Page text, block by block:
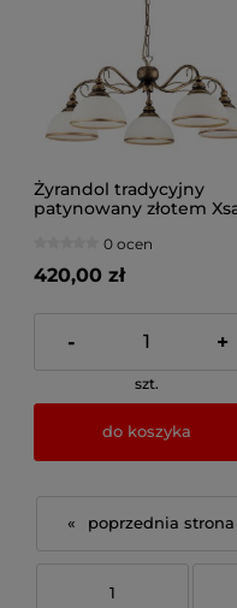
Żyrandol tradycyjny
patynowany złotem
0 ocen
420,00 zł
- +
szt.
do koszyka
«
1